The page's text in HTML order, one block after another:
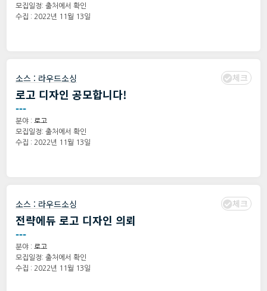
모집일정: 출처에서 확인
수집 : 2022년 11월 13일
소스 : 라우드소싱 체크
로고 디자인 공모합니다!
---
분야 : 로고
모집일정: 출처에서 확인
수집 : 2022년 11월 13일
소스 : 라우드소싱 체크
전략에듀 로고 디자인 의뢰
---
분야 : 로고
모집일정: 출처에서 확인
수집 : 2022년 11월 13일